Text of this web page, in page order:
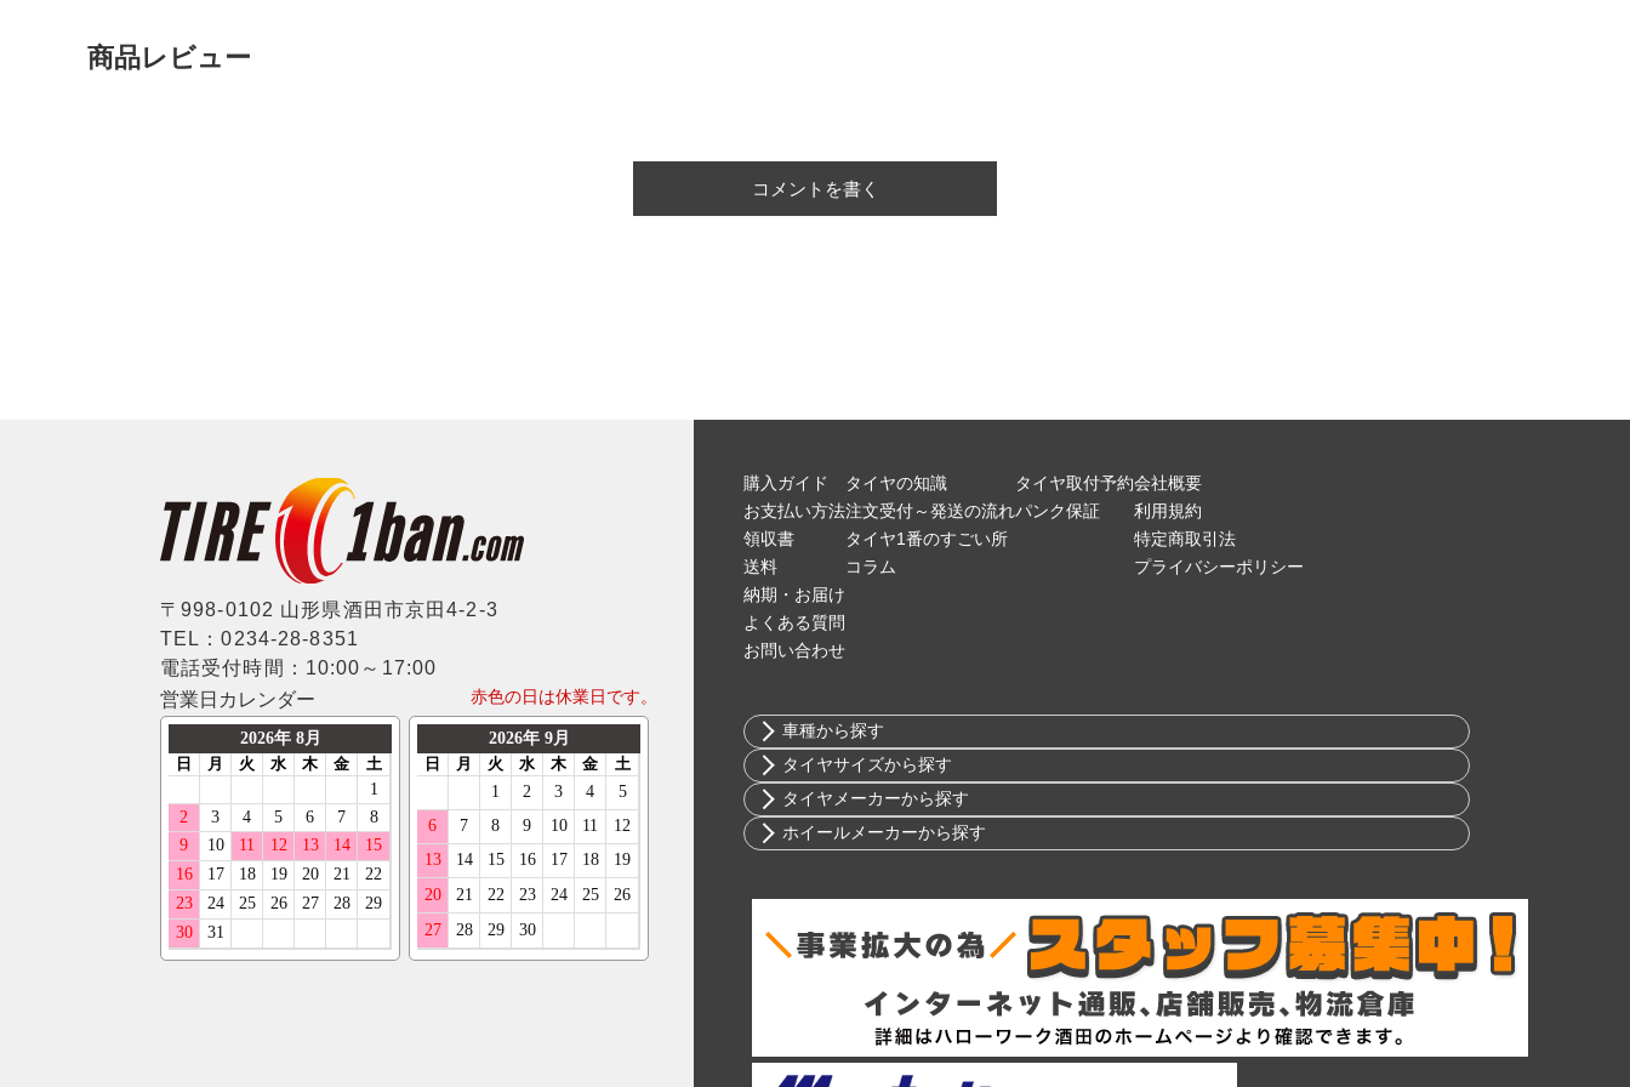
商品レビュー
コメントを書く
〒998-0102 山形県酒田市京田4-2-3
TEL：0234-28-8351
電話受付時間：10:00～17:00
営業日カレンダー
赤色の日は休業日です。
購入ガイド
お支払い方法
領収書
送料
納期・お届け
よくある質問
お問い合わせ
タイヤの知識
注文受付～発送の流れ
タイヤ1番のすごい所
コラム
タイヤ取付予約
パンク保証
会社概要
利用規約
特定商取引法
プライバシーポリシー
車種から探す
トヨタ
ニッサン
ホンダ
マツダ
ミツビシ
スズキ
アルファロメオ
タイヤサイズから探す
10インチ
12インチ
14インチ
15インチ
16インチ
19インチ
タイヤメーカーから探す
ブリヂストン
ヨコハマ
ダンロップ
ピレリ
コンチネンタル
グッドイヤー
トーヨー
ホイールメーカーから探す
AKUT
Advanti Racing
APIO
ABE SHOKAI
American Racing